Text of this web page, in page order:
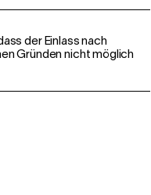
der Einlass nach
Gründen nicht möglich